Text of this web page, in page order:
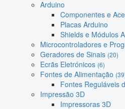
Arduino
Componentes e
Placas Arduino
Shields e Módulos
Microcontroladores e
Geradores de Sinais (20)
Ecrãs Eletrónicos (6)
Fontes de Alimentação
Fontes Reguláveis
Impressão 3D
Impressoras 3D